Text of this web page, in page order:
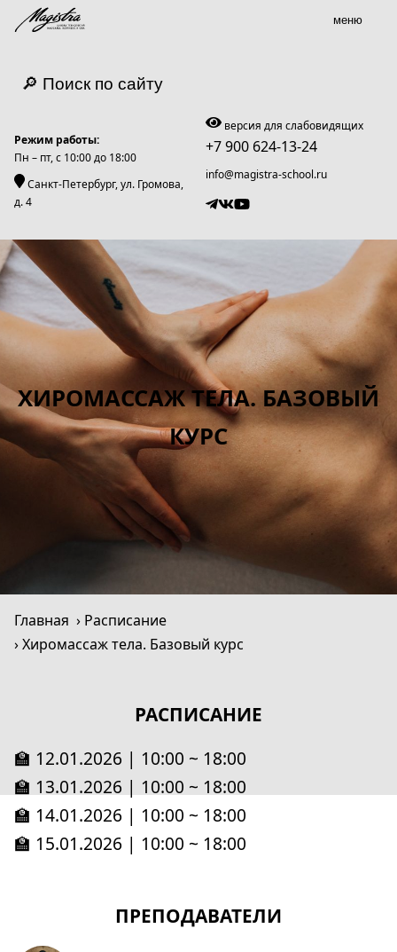
🔎 Поиск по сайту
Режим работы:
Пн – пт, c 10:00 до 18:00
Санкт-Петербург, ул. Громова,
д. 4
версия для слабовидящих
+7 900 624-13-24
info@magistra-school.ru
меню
ХИРОМАССАЖ ТЕЛА. БАЗОВЫЙ
КУРС
Главная
Расписание
Хиромассаж тела. Базовый курс
ПРЕПОДАВАТЕЛИ
РАСПИСАНИЕ
🏫 12.01.2026 | 10:00 ~ 18:00
🏫 13.01.2026 | 10:00 ~ 18:00
🏫 14.01.2026 | 10:00 ~ 18:00
🏫 15.01.2026 | 10:00 ~ 18:00